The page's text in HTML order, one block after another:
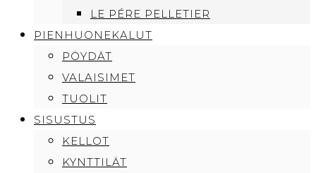
LE PÉRE PELLETIER
PIENHUONEKALUT
PÖYDÄT
VALAISIMET
TUOLIT
SISUSTUS
KELLOT
KYNTTILÄT